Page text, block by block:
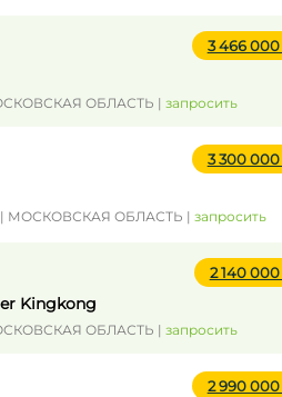
3 466 000
ОБЛАСТЬ | запросить
3 300 000
| МОСКОВСКАЯ ОБЛАСТЬ | запросить
2 140 000
Kingkong
ОБЛАСТЬ | запросить
2 990 000